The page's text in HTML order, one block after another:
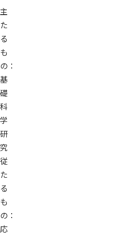
主
た
る
も
の：
基
礎
科
学
研
究
従
た
る
も
の：
応